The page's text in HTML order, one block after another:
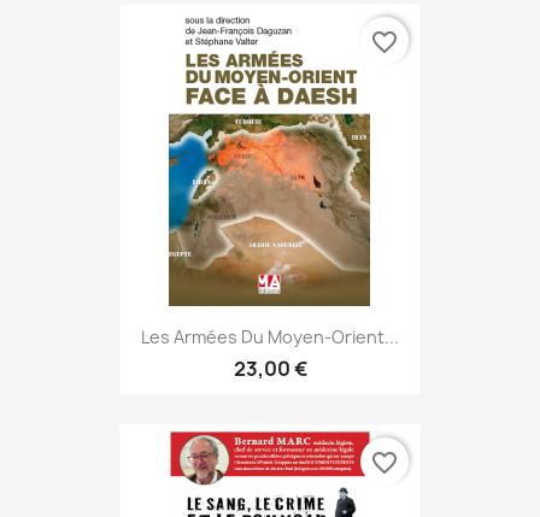
Les Armées Du Moyen-Orient...
23,00 €
favorite_border
favorite_border